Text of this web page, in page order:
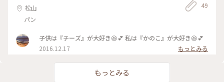
松山
パン
49
子供は『チーズ』が大好き😆💕 私は『かのこ』が大好き😆💕
2016.12.17
もっとみる
もっとみる